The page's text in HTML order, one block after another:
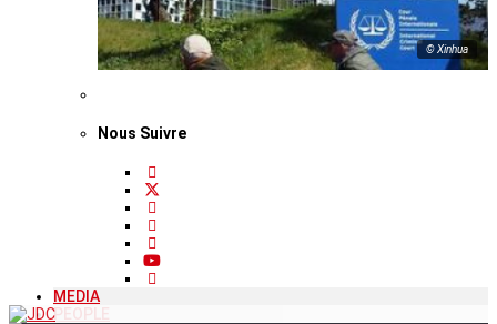
© Xinhua
Nous Suivre
MEDIA
PEOPLE